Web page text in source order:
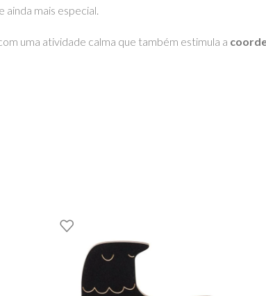
mais especial.
uma atividade calma que também estimula a
ou simplesmente para um momento de brincadeira